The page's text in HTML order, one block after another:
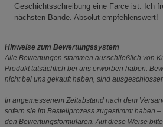
Geschichtsschreibung eine Farce ist. Ich
nächsten Bande. Absolut empfehlenswert!
Hinweise zum Bewertungssystem
Alle Bewertungen stammen ausschließlich von
Produkt tatsächlich bei uns erworben haben.
nicht bei uns gekauft haben, sind
In angemessenem Zeitabstand nach dem
sofern sie im Bestellprozess zugestimmt haben
den Bewertungsformularen. Auf diese Weise